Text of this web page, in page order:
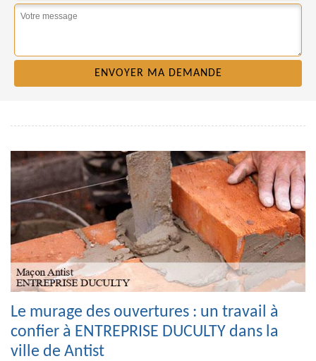
Le murage des ouvertures : un travail à
confier à ENTREPRISE DUCULTY dans la
ville de Antist